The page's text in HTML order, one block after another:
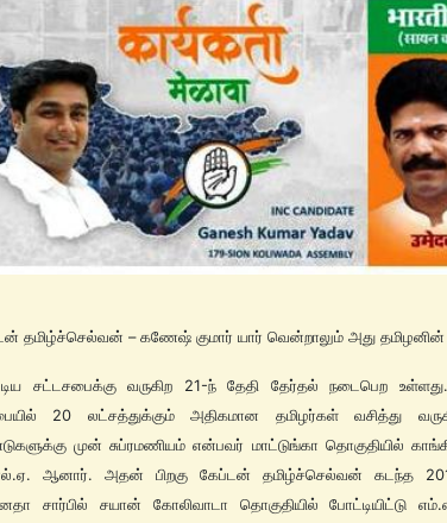
தமிழ்ச்செல்வன் – கணேஷ் குமார் யார் வென்றாலும் அது தமிழனின்
சட்டசபைக்கு வருகிற 21-ந் தேதி தேர்தல் நடைபெற
20 லட்சத்துக்கும் அதிகமான தமிழர்கள் வசித்து
முன் சுப்ரமணியம் என்பவர் மாட்டுங்கா தொகுதியில்
ஆனார். அதன் பிறகு கேப்டன் தமிழ்ச்செல்வன் கடந்த
சார்பில் சயான் கோலிவாடா தொகுதியில் போட்டியிட்டு